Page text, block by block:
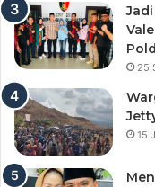
25
15